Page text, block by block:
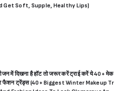
Get Soft, Supple, Healthy Lips)
में दिखना है हॉट तो जरूर करें ट्राई करें ये 40+ मेक
फैशन ट्रेंड्स (40+ Biggest Winter Makeup Tr